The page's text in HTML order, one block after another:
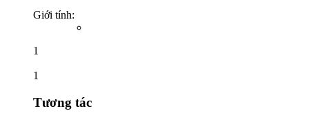
Giới tính:
1
1
Tương tác